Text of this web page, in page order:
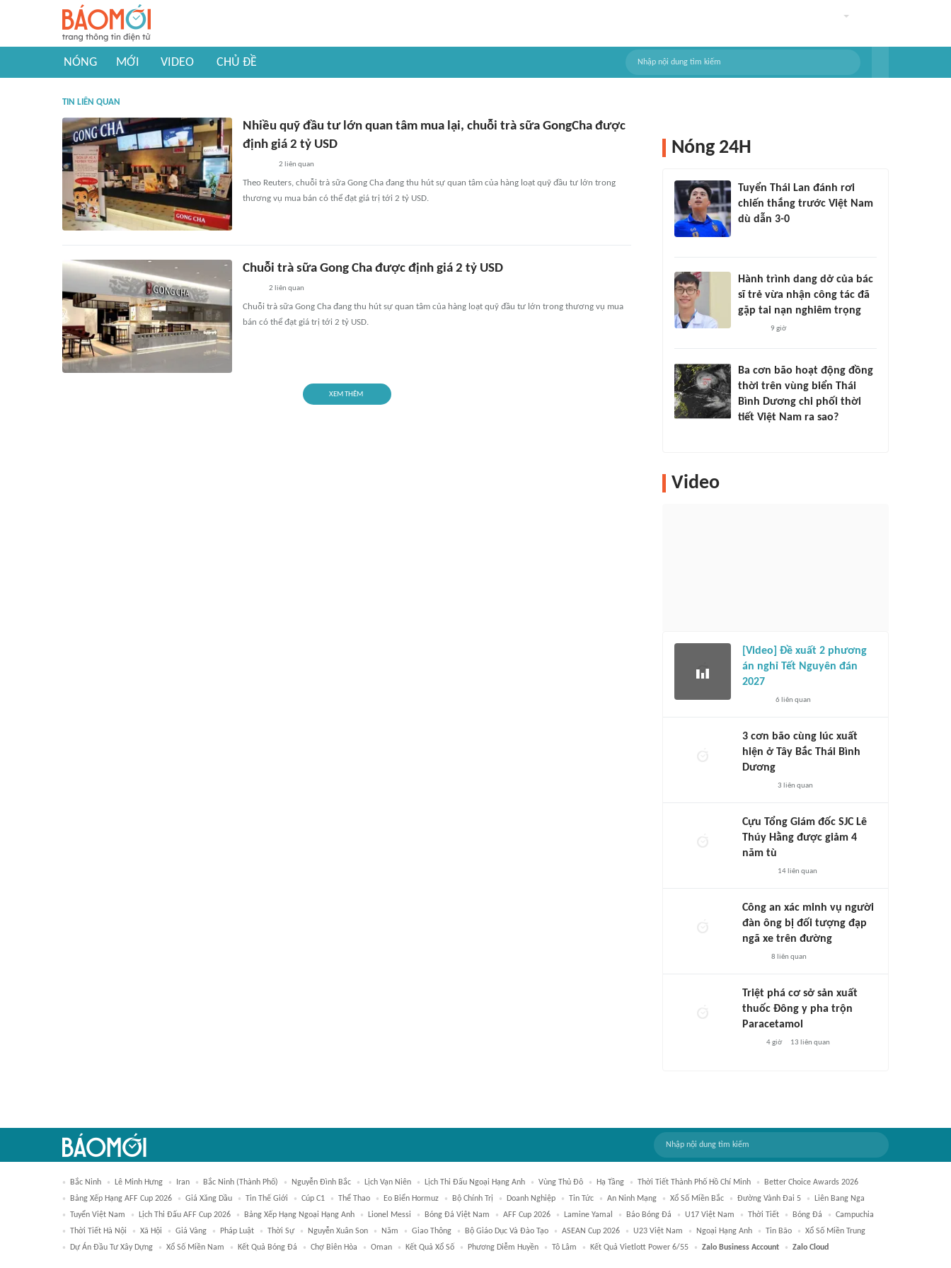
NÓNG MỚI VIDEO CHỦ ĐỀ
TIN LIÊN QUAN
Nhiều quỹ đầu tư lớn quan tâm mua lại, chuỗi trà sữa GongCha được
định giá 2 tỷ USD
2 liên quan
Theo Reuters, chuỗi trà sữa Gong Cha đang thu hút sự quan tâm của hàng loạt quỹ đầu tư lớn trong
thương vụ mua bán có thể đạt giá trị tới 2 tỷ USD.
Chuỗi trà sữa Gong Cha được định giá 2 tỷ USD
2 liên quan
Chuỗi trà sữa Gong Cha đang thu hút sự quan tâm của hàng loạt quỹ đầu tư lớn trong thương vụ mua
bán có thể đạt giá trị tới 2 tỷ USD.
XEM THÊM
Nóng 24H
Tuyển Thái Lan đánh rơi
chiến thắng trước Việt Nam
dù dẫn 3-0
Hành trình dang dở của bác
sĩ trẻ vừa nhận công tác đã
gặp tai nạn nghiêm trọng
9 giờ
Ba cơn bão hoạt động đồng
thời trên vùng biển Thái
Bình Dương chi phối thời
tiết Việt Nam ra sao?
Video
[Video] Đề xuất 2 phương
án nghỉ Tết Nguyên đán
2027
6 liên quan
3 cơn bão cùng lúc xuất
hiện ở Tây Bắc Thái Bình
Dương
3 liên quan
Cựu Tổng Giám đốc SJC Lê
Thúy Hằng được giảm 4
năm tù
14 liên quan
Công an xác minh vụ người
đàn ông bị đối tượng đạp
ngã xe trên đường
8 liên quan
Triệt phá cơ sở sản xuất
thuốc Đông y pha trộn
Paracetamol
4 giờ 13 liên quan
Bắc Ninh Lê Minh Hưng Iran Bắc Ninh (thành Phố) Nguyễn Đình Bắc Lịch Vạn Niên Lịch Thi Đấu Ngoại Hạng Anh Vùng Thủ Đô Hạ Tầng Thời Tiết Thành Phố Hồ Chí Minh
Better Choice Awards 2026
Bảng Xếp Hạng AFF Cup 2026
Giá Xăng Dầu Tin Thế Giới Cúp C1 Thể Thao Eo Biển Hormuz Bộ Chính Trị Doanh Nghiệp Tin Tức An Ninh Mạng Xổ Số Miền Bắc Đường Vành Đai 5
Liên Bang Nga
Tuyển Việt Nam
Lịch Thi Đấu AFF Cup 2026 Bảng Xếp Hạng Ngoại Hạng Anh Lionel Messi Bóng Đá Việt Nam AFF Cup 2026 Lamine Yamal Báo Bóng Đá U17 Việt Nam Thời Tiết Bóng Đá
Campuchia
Thời Tiết Hà Nội
Xã Hội Giá Vàng Pháp Luật Thời Sự Nguyễn Xuân Son Năm Giao Thông Bộ Giáo Dục Và Đào Tạo ASEAN Cup 2026 U23 Việt Nam Ngoại Hạng Anh Tin Bão
Xổ Số Miền Trung
Dự Án Đầu Tư Xây Dựng
Xổ Số Miền Nam Kết Quả Bóng Đá Chợ Biên Hòa Oman Kết Quả Xổ Số Phương Diễm Huyền Tô Lâm Kết Quả Vietlott Power 6/55 Zalo Business Account Zalo Cloud